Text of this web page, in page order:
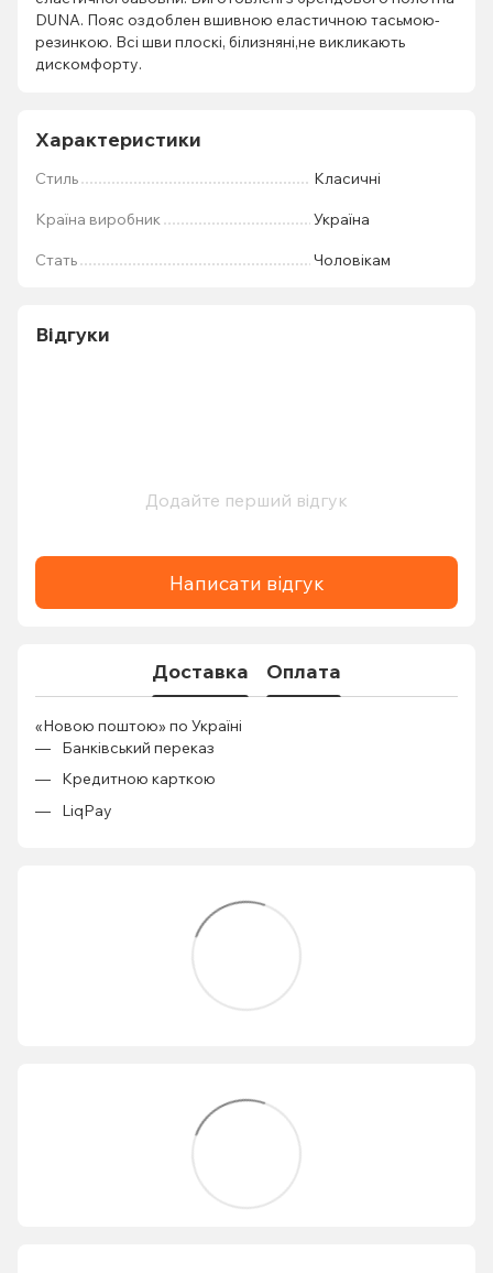
DUNA. Пояс оздоблен вшивною еластичною тасьмою-
резинкою. Всі шви плоскі, білизняні,не викликають
дискомфорту.
Характеристики
Стиль Класичні
Країна виробник Україна
Стать Чоловікам
Відгуки
Додайте перший відгук
Написати відгук
Доставка Оплата
«Новою поштою» по Україні
Банківський переказ
Кредитною карткою
LiqPay